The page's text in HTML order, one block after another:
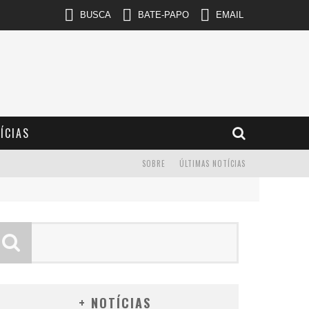
BUSCA BATE-PAPO EMAIL
ÚLTIMAS NOTÍCIAS
SOBRE
+ NOTÍCIAS